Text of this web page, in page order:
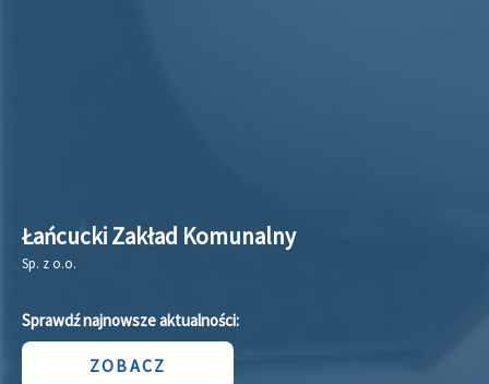
Łańcucki Zakład Komunalny
Sp. z o.o.
Sprawdź najnowsze aktualności:
ZOBACZ